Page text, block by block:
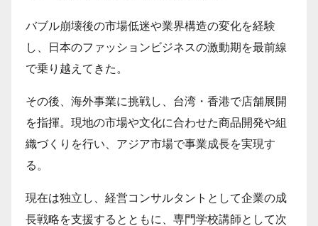
バブル崩壊後の市場低迷や業界構造の変化を経験
し、日本のファッションビジネスの激動期を最前線
で乗り越えてきた。
その後、海外事業に挑戦し、台湾・香港で店舗展開
を指揮。現地の市場や文化に合わせた商品開発や組
織づくりを行い、アジア市場で事業成長を実現す
る。
現在は独立し、経営コンサルタントとして企業の成
長戦略を支援するとともに、専門学校講師として次